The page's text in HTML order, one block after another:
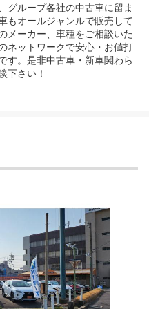
グループ各社の中古車に留ま
もオールジャンルで販売して
メーカー、車種をご相談いた
ネットワークで安心・お値打
す。是非中古車・新車関わら
下さい！